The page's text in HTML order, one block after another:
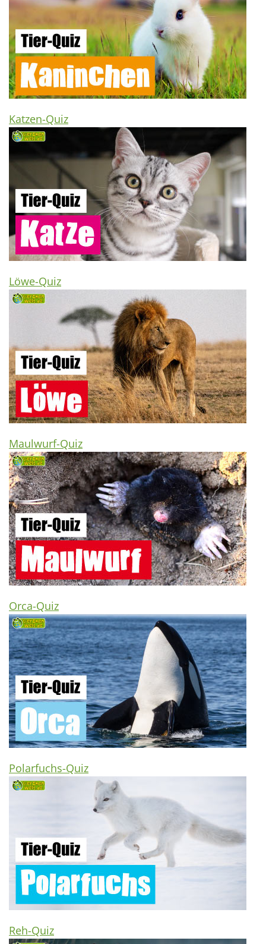
Katzen-Quiz
Löwe-Quiz
Maulwurf-Quiz
Orca-Quiz
Polarfuchs-Quiz
Reh-Quiz